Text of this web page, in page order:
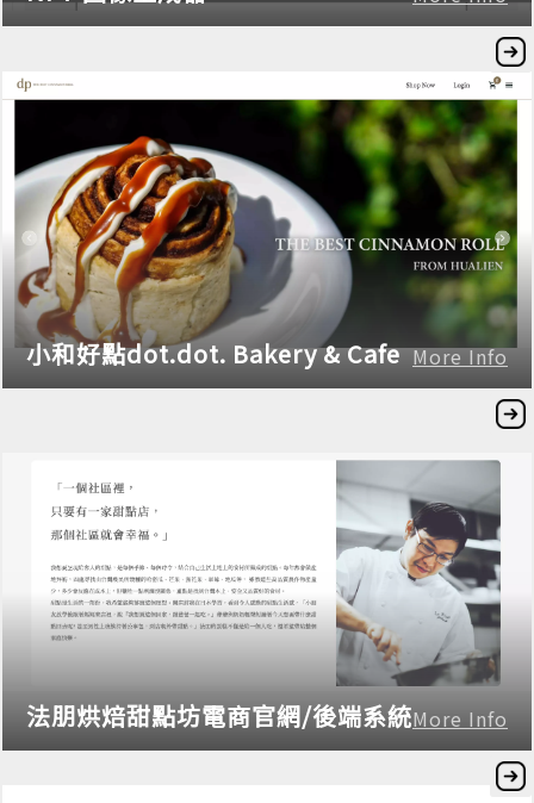
小和好點dot.dot. Bakery & Cafe More Info
法朋烘焙甜點坊電商官網/後端系統More Info